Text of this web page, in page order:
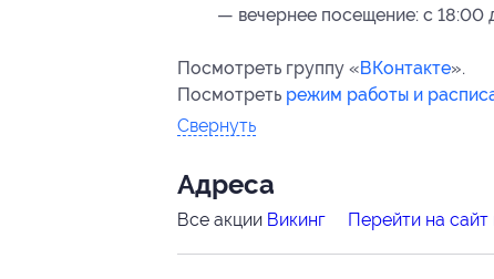
— вечернее посещение: с 18:00
Посмотреть группу «ВКонтакте».
Посмотреть режим работы и
Свернуть
Адресa
Все акции Викинг Перейти на сайт